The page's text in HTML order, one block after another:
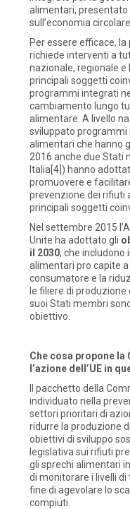
alimentari, presentato
sull’economia circolare.
Per essere efficace,
richiede interventi a
nazionale, regionale e
principali soggetti
programmi integrati
cambiamento lungo
alimentare. A livello
sviluppato programmi
alimentari che hanno
2016 anche due Stati
Italia[4]) hanno
promuovere e
prevenzione dei rifiuti
principali soggetti
Nel settembre 2015
Unite ha adottato gli
il 2030, che
alimentari pro capite
consumatore e la
le filiere di produzione
suoi Stati membri
obiettivo.
Che cosa propone
l’azione dell’UE in
Il pacchetto della
individuato nella
settori prioritari di
ridurre la produzione
obiettivi di sviluppo
legislativa sui rifiuti
gli sprechi alimentari
di monitorare i livelli di
fine di agevolare lo
compiuti.